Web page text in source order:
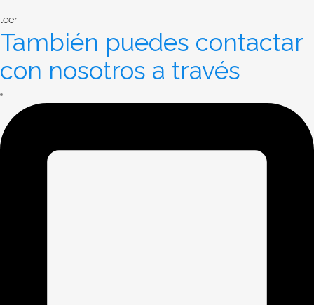
leer
También puedes contactar
con nosotros a través